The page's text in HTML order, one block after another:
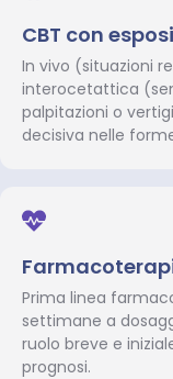
CBT con
In vivo (situazioni
interocetattica
palpitazioni o
decisiva nelle
Prima linea
settimane a
ruolo breve e
prognosi.